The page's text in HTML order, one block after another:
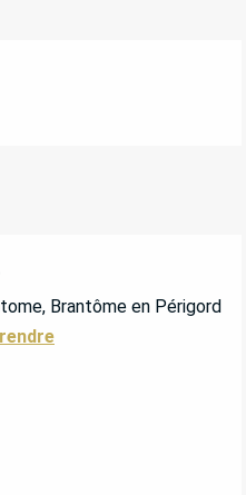
Brantôme en Périgord